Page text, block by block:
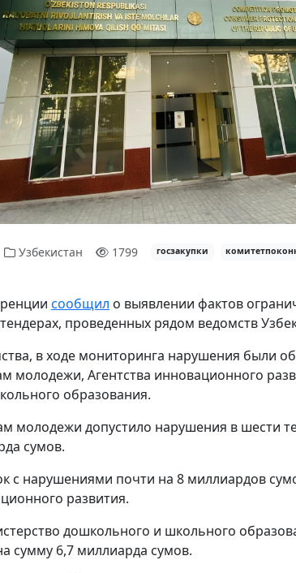
Узбекистан 1799 госзакупки
сообщил о выявлении фактов
проведенных рядом ведомств
в ходе мониторинга нарушения были
молодежи, Агентства инновационного
образования.
молодежи допустило нарушения в шести
сумов.
с нарушениями почти на 8 миллиардов
развития.
дошкольного и школьного
сумму 6,7 миллиарда сумов.